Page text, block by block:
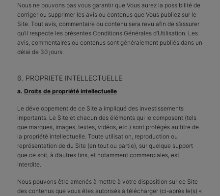
Nous ne pouvons pas vous garantir que Vous aurez la possibilité de
corriger ou supprimer les avis ou contenus que Vous publiez sur le
Site. Tout avis, commentaire ou contenu sera revu afin de s’assurer
qu’il respecte les présentes Conditions Générales d’Utilisation. Les
avis, commentaires ou contenus sont généralement publiés dans un
délai de 30 jours.
6. PROPRIETE INTELLECTUELLE
a. Droits de propriété intellectuelle
Le développement de ce Site a impliqué des investissements
importants. Le Site et chacun des éléments qui le composent (tels
que marques, images, textes, vidéos, etc.) sont protégés au titre de
la propriété intellectuelle. Toute utilisation, reproduction ou
représentation de du Site (en tout ou partie), sur quelque support
que ce soit, à d’autres fins, et notamment commerciales, est
interdite.
Nous pouvons être amenés à mettre à votre disposition sur ce Site
des contenus que vous êtes autorisés à télécharger (ci-après le(s) «